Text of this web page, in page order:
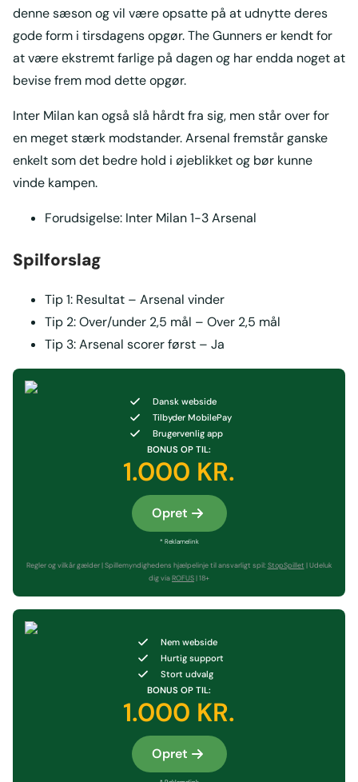
denne sæson og vil være opsatte på at udnytte deres
gode form i tirsdagens opgør. The Gunners er kendt for
at være ekstremt farlige på dagen og har endda noget at
bevise frem mod dette opgør.
Inter Milan kan også slå hårdt fra sig, men står over for
en meget stærk modstander. Arsenal fremstår ganske
enkelt som det bedre hold i øjeblikket og bør kunne
vinde kampen.
Forudsigelse: Inter Milan 1-3 Arsenal
Spilforslag
Tip 1: Resultat – Arsenal vinder
Tip 2: Over/under 2,5 mål – Over 2,5 mål
Tip 3: Arsenal scorer først – Ja
Dansk webside
Tilbyder MobilePay
Brugervenlig app
BONUS OP TIL:
1.000 KR.
Opret
* Reklamelink
Regler og vilkår gælder | Spillemyndighedens hjælpelinje til ansvarligt spil:StopSpillet | Udeluk
dig viaROFUS| 18+
Nem webside
Hurtig support
Stort udvalg
BONUS OP TIL:
1.000 KR.
Opret